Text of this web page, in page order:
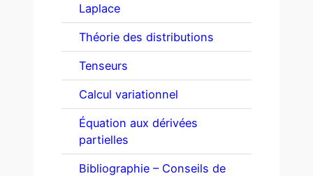
Laplace
Théorie des distributions
Tenseurs
Calcul variationnel
Équation aux dérivées
partielles
Bibliographie – Conseils de